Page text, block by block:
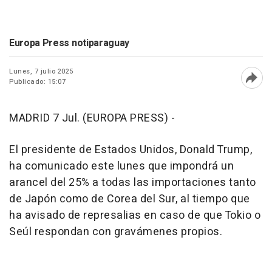
Europa Press notiparaguay
Lunes, 7 julio 2025
Publicado: 15:07
MADRID 7 Jul. (EUROPA PRESS) -
El presidente de Estados Unidos, Donald Trump,
ha comunicado este lunes que impondrá un
arancel del 25% a todas las importaciones tanto
de Japón como de Corea del Sur, al tiempo que
ha avisado de represalias en caso de que Tokio o
Seúl respondan con gravámenes propios.